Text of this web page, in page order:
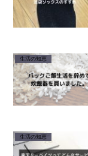
生活の知恵
生活の知恵